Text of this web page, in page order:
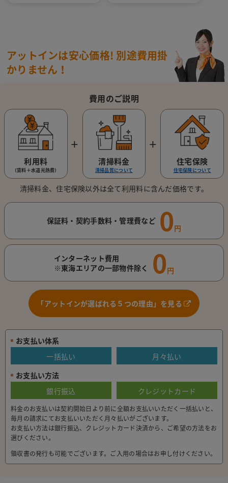
アットインは安心価格! 別途費用掛
かりません！
費用のご説明
利用料
（賃料＋水道光熱費）
＋
清掃料金
清掃品質について
＋
住宅保険
住宅保険について
清掃料金、住宅保険以外は全て利用料に含んだ価格です。
保証料・契約手数料・管理費など 0円
インターネット費用
※東海エリアの一部物件除く
0円
「アットインが選ばれる５つの理由」を見る
お支払い体系
一括払い
月々払い
お支払い方法
銀行振込
クレジットカード
料金のお支払いは契約開始日より前に全額お支払いいただく一括払いと、
毎月の請求にてお支払いいただく月々払いがございます。
お支払い方法は銀行振込、クレジットカード決済から、ご希望の方法をお
選びください。
領収書の発行も可能でございます。ご入用の場合はお申し付けください。